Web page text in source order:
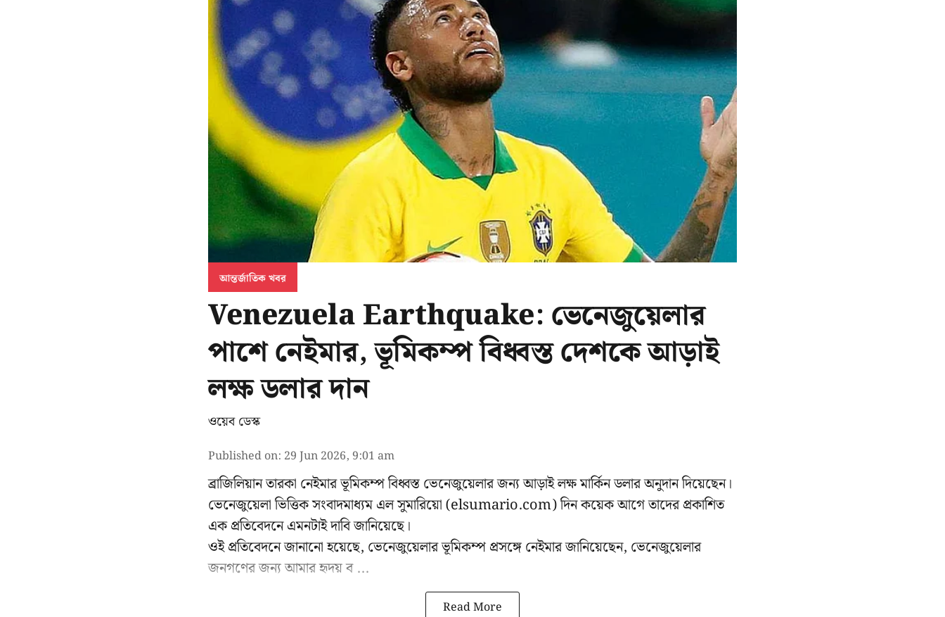
আন্তর্জাতিক খবর
Venezuela Earthquake: ভেনেজুয়েলার
পাশে নেইমার, ভূমিকম্প বিধ্বস্ত দেশকে আড়াই
লক্ষ ডলার দান
ওয়েব ডেস্ক
Published on: 29 Jun 2026, 9:01 am
ব্রাজিলিয়ান তারকা নেইমার ভূমিকম্প বিধ্বস্ত ভেনেজুয়েলার জন্য আড়াই লক্ষ মার্কিন ডলার অনুদান দিয়েছেন।
ভেনেজুয়েলা ভিত্তিক সংবাদমাধ্যম এল সুমারিয়ো (elsumario.com) দিন কয়েক আগে তাদের প্রকাশিত
এক প্রতিবেদনে এমনটাই দাবি জানিয়েছে।
ওই প্রতিবেদনে জানানো হয়েছে, ভেনেজুয়েলার ভূমিকম্প প্রসঙ্গেনেইমারজানিয়েছেন, ভেনেজুয়েলার
জনগণের জন্য আমার হৃদয় ব ...
Read More